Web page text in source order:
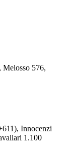
576,
Innocenzi
1.100